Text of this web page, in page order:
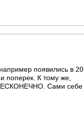
появились в 20
поперек. К тому же,
Сами себе